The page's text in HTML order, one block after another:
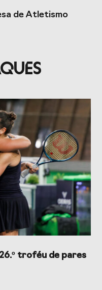
Portugal
CPLP
de Atletismo
troféu de pares